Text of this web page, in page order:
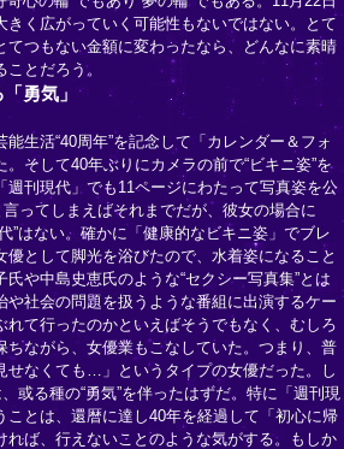
きく広がっていく可能性もないではない。とて
てつもない金額に変わったなら、どんなに素晴
とだろう。
勇気」
生活“40周年”を記念して「カレンダー＆フォ
。そして40年ぶりにカメラの前で“ビキニ姿”を
週刊現代」でも11ページにわたって写真姿を公
言ってしまえばそれまでだが、彼女の場合に
”はない。確かに「健康的なビキニ姿」でブレ
優として脚光を浴びたので、水着姿になること
や中島史恵氏のような“セクシー写真集”とは
や社会の問題を扱うような番組に出演するケー
れて行ったのかといえばそうでもなく、むしろ
ちながら、女優業もこなしていた。つまり、普
せなくても…」というタイプの女優だった。し
或る種の“勇気”を伴ったはずだ。特に「週刊現
ことは、還暦に達し40年を経過して「初心に帰
れば、行えないことのような気がする。もしか